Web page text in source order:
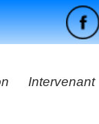
Intervenant